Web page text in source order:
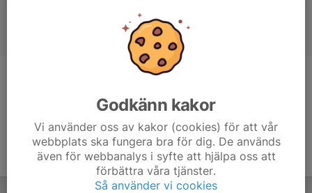
Godkänn kakor
Vi använder oss av kakor (cookies) för att vår
webbplats ska fungera bra för dig. De används
även för webbanalys i syfte att hjälpa oss att
förbättra våra tjänster.
Så använder vi cookies